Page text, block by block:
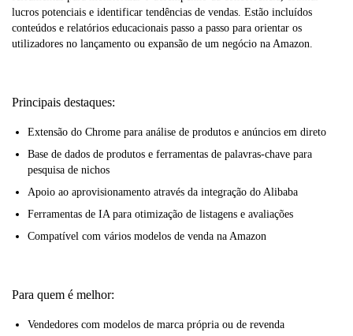
lucros potenciais e identificar tendências de vendas. Estão incluídos
conteúdos e relatórios educacionais passo a passo para orientar os
utilizadores no lançamento ou expansão de um negócio na Amazon.
Principais destaques:
Extensão do Chrome para análise de produtos e anúncios em direto
Base de dados de produtos e ferramentas de palavras-chave para
pesquisa de nichos
Apoio ao aprovisionamento através da integração do Alibaba
Ferramentas de IA para otimização de listagens e avaliações
Compatível com vários modelos de venda na Amazon
Para quem é melhor:
Vendedores com modelos de marca própria ou de revenda